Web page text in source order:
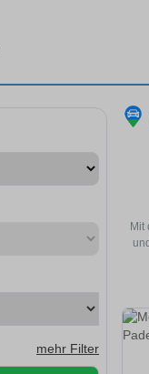
mehr Filter
Mit